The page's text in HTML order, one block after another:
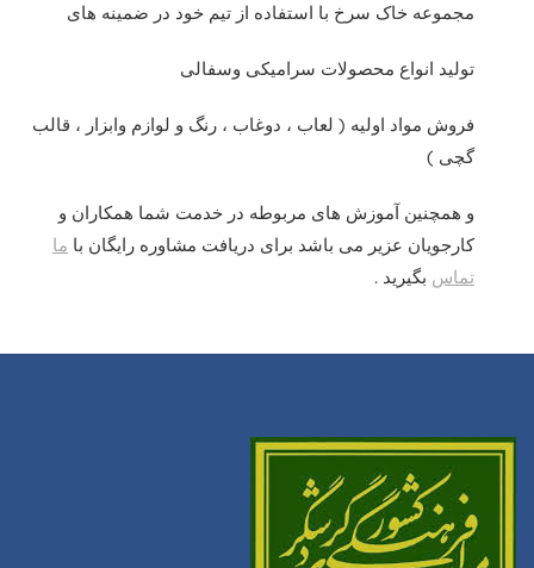
مجموعه خاک سرخ با استفاده از تیم خود در ضمینه های
تولید انواع محصولات سرامیکی وسفالی
فروش مواد اولیه ( لعاب ، دوغاب ، رنگ و لوازم وابزار ، قالب
گچی )
و همچنین آموزش های مربوطه در خدمت شما همکاران و
کارجویان عزیر می باشد برای دریافت مشاوره رایگان با ما
تماس بگیرید .